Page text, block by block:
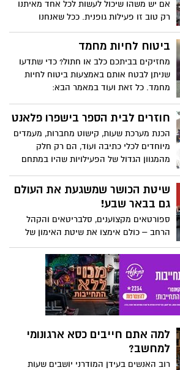
ביחידה ובצורה כזאת תוכלו לקבל החלטות
אם יש משהו שיכול לעשות לכל אחד מאיתנו
רק טוב זו פעילות גופנית. ככל שאנחנו
עוסקים יותר ברצינות בפעילות גופנית מסוג
כזה או אחר אנחנו גם מרגישים טובים
הספורט שבו בחרנו. מה שכן, כמובן שכאשר
מדברים על ספורט מדברים גם על סוגים
שונים של ציוד ספורט מקצועי שצריך לקנות,
מה שמעורר את השאלה איפה נכון יהיה
לבצע רכישה כזאת.
ביטוח לחיות מחמד
מחזיקים בביתכם כלב או חתול? כדי שתדעו
שניתן לבטח אותם באמצעות ביטוח לחיות
מחמד. כל זאת ועוד במאמר הבא:
חוזרים לבית הספר בישפרו פלאנט
הכנת מערכת שעות, קישוט מחברות, מעמדים
מיוחדים לכלי כתיבה ועוד, הם רק חלק
מהמגוון הגדול של הפעילויות שהיו במתחם
מהמופע של כוכבת הילדים טלי תלתלי
שיטת הכושר שמשגעת את העולם
גם בבאר שבע!
ספורטאים מקצוענים, סלבריטאים והקהל
הרחב – כולם אימצו את שיטת האימון של
EMS Club בכדי לשפר את היכולות
הספורטיביות שלהם
למה אתם חייבים כסא ארגונומי
למחשב?
רוב האנשים בעידן המודרני יושבים שעות